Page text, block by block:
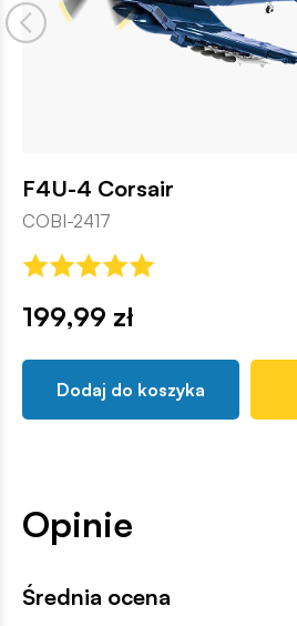
F4U-4 Corsair
COBI-2417
199,99 zł
Dodaj do koszyka
Opinie
Średnia ocena